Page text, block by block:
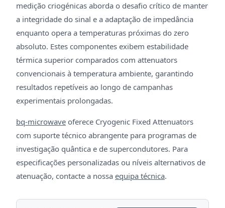
medição criogénicas aborda o desafio crítico de manter
a integridade do sinal e a adaptação de impedância
enquanto opera a temperaturas próximas do zero
absoluto. Estes componentes exibem estabilidade
térmica superior comparados com attenuators
convencionais à temperatura ambiente, garantindo
resultados repetíveis ao longo de campanhas
experimentais prolongadas.
bq-microwave oferece Cryogenic Fixed Attenuators
com suporte técnico abrangente para programas de
investigação quântica e de supercondutores. Para
especificações personalizadas ou níveis alternativos de
atenuação, contacte a nossa equipa técnica.